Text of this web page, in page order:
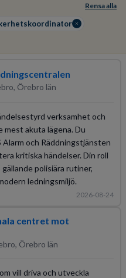
Rensa alla
Örebro län
verksamhet och
akuta lägena. Du
Alarm och Räddningstjänsten
kritiska händelser. Din roll
polisiära rutiner,
ledningsmiljö.
2026-08-24
centret mot
Örebro län
vill driva och utveckla